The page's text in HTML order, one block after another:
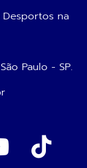
Desportos na
Paulo - SP.